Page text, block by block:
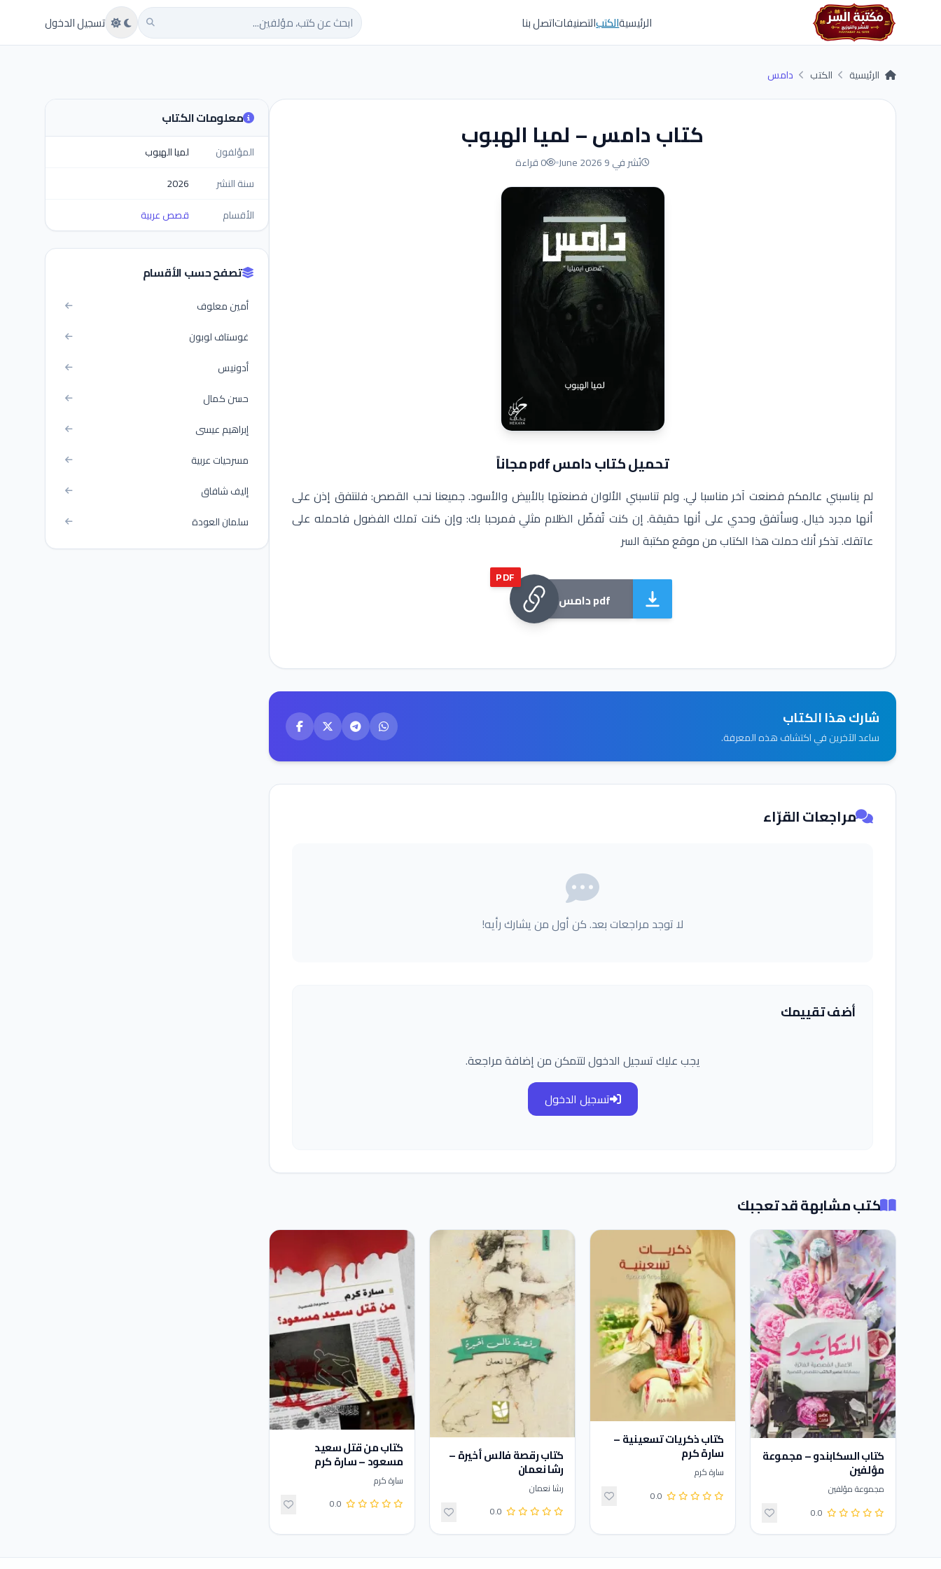
Skip to main content
الرئيسيةالكتبالتصنيفاتاتصل بنا ابحث عن كتب تسجيل الدخول
الرئيسية الكتب دامس
كتاب دامس – لميا الهبوب
نُشر في 9 June 2026 0 قراءة
تحميل كتاب دامس pdf مجاناً
لم يناسبني عالمكم فصنعت آخر مناسبا لي. ولم تناسبني الألوان فصنعتها بالأبيض والأسود. جميعنا نحب القصص: فلنتفق إذن على
أنها مجرد خيال. وسأتفق وحدي على أنها حقيقة. إن كنت تُفضّل الظلام مثلي فمرحبا بك: وإن كنت تملك الفضول فاحمله على
عاتقك. تذكر أنك حملت هذا الكتاب من موقع مكتبة السر
PDF
دامس pdf
شارك هذا الكتاب
ساعد الآخرين في اكتشاف هذه المعرفة.
مراجعات القرّاء
لا توجد مراجعات بعد. كن أول من يشارك رأيه!
أضف تقييمك
يجب عليك تسجيل الدخول لتتمكن من إضافة مراجعة.
تسجيل الدخول
كتب مشابهة قد تعجبك
كتاب السكابندو – مجموعة
مؤلفين
مجموعة مؤلفين
0.0
كتاب ذكريات تسعينية –
سارة كرم
سارة كرم
0.0
كتاب رقصة فالس أخيرة –
رشا نعمان
رشا نعمان
0.0
كتاب من قتل سعيد
مسعود – سارة كرم
سارة كرم
0.0
معلومات الكتاب
المؤلفون
لميا الهبوب
سنة النشر
2026
الأقسام
قصص عربية
تصفح حسب الأقسام
أمين معلوف
غوستاف لوبون
أدونيس
حسن كمال
إبراهيم عيسى
مسرحيات عربية
إليف شافاق
سلمان العودة